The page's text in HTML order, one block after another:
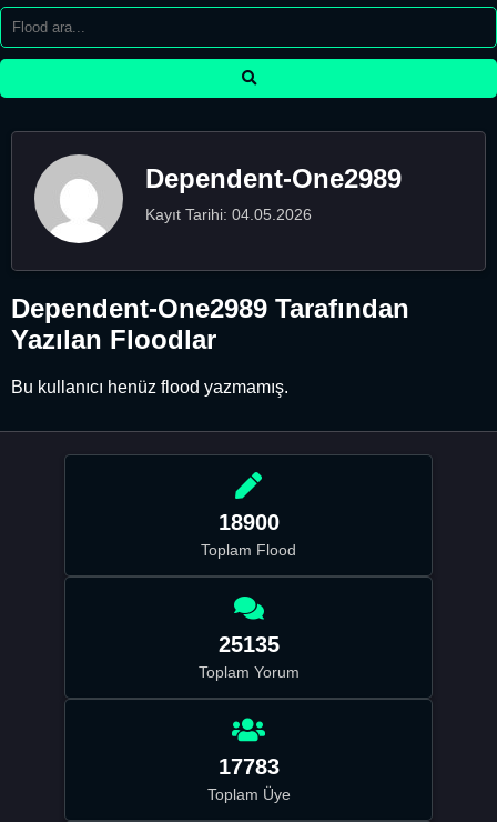
Dependent-One2989
Kayıt Tarihi: 04.05.2026
Dependent-One2989 Tarafından
Yazılan Floodlar
Bu kullanıcı henüz flood yazmamış.
18900
Toplam Flood
25135
Toplam Yorum
17783
Toplam Üye